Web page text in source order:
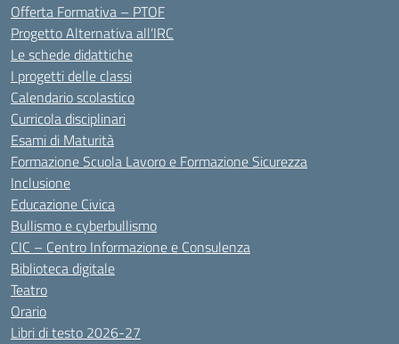
Offerta Formativa – PTOF
Progetto Alternativa all’IRC
Le schede didattiche
I progetti delle classi
Calendario scolastico
Curricola disciplinari
Esami di Maturità
Formazione Scuola Lavoro e Formazione Sicurezza
Inclusione
Educazione Civica
Bullismo e cyberbullismo
CIC – Centro Informazione e Consulenza
Biblioteca digitale
Teatro
Orario
Libri di testo 2026-27